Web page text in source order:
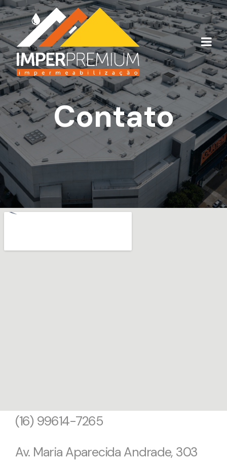
Contato
(16) 99614-7265
Av. Maria Aparecida Andrade, 303